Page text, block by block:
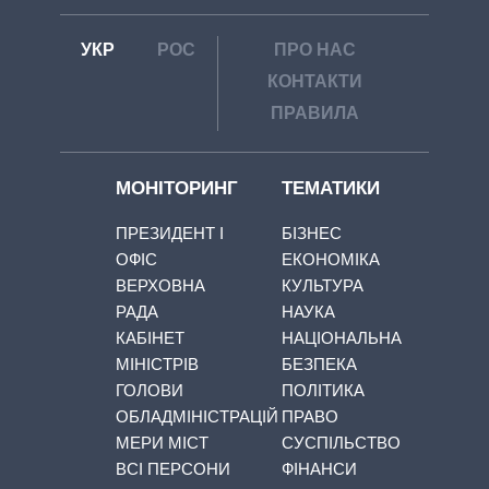
УКР РОС
ПРО НАС
КОНТАКТИ
ПРАВИЛА
МОНІТОРИНГ
ПРЕЗИДЕНТ І
ОФІС
ВЕРХОВНА
РАДА
КАБІНЕТ
МІНІСТРІВ
ГОЛОВИ
ОБЛАДМІНІСТРАЦІЙ
МЕРИ МІСТ
ВСІ ПЕРСОНИ
ТЕМАТИКИ
БІЗНЕС
ЕКОНОМІКА
КУЛЬТУРА
НАУКА
НАЦІОНАЛЬНА
БЕЗПЕКА
ПОЛІТИКА
ПРАВО
СУСПІЛЬСТВО
ФІНАНСИ